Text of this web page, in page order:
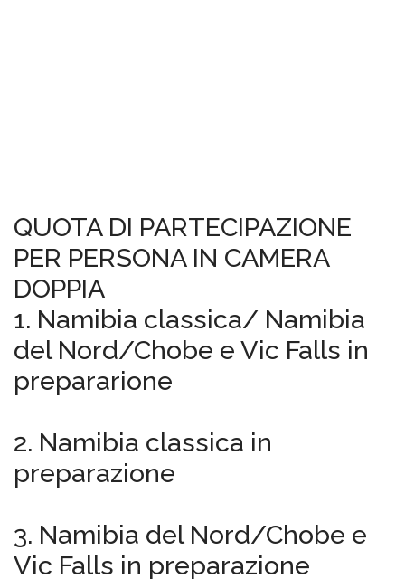
QUOTA DI PARTECIPAZIONE
PER PERSONA IN CAMERA
DOPPIA
1. Namibia classica/ Namibia
del Nord/Chobe e Vic Falls in
prepararione
2. Namibia classica in
preparazione
3. Namibia del Nord/Chobe e
Vic Falls in preparazione